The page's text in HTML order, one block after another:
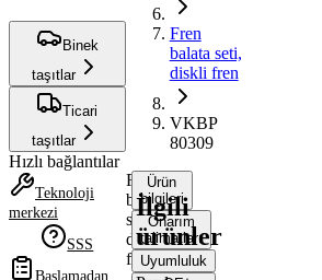
Binek
taşıtlar
Ticari
taşıtlar
Hızlı bağlantılar
Teknoloji
merkezi
SSS
Başlamadan
Fren
balata seti,
diskli fren
VKBP
80309
Fren
balata
seti,
diskli
fren
Ürün
bilgileri
Onarım
talimatları
Uyumluluk
İlgili
ürünler